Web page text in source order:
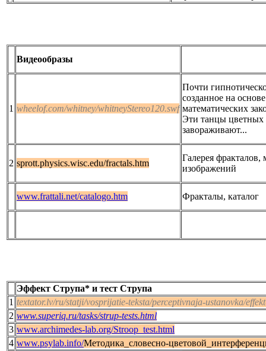
Видеообразы
1 wheelof.com/whitney/whitneyStereo120.swf
Почти
созданное на
математических
Эти танцы цветных
завораживают...
2 sprott.physics.wisc.edu/fractals.htm
Галерея фракталов,
изображений
www.frattali.net/catalogo.htm Фракталы, каталог
Эффект Струпа* и тест Струпа
1 textator.lv/ru/statji/vosprijatie-teksta/perceptivnaja-ustanovka/
2 www.superiq.ru/tasks/strup-tests.html
3 www.archimedes-lab.org/Stroop_test.html
4 www.psylab.info/Методика_словесно-